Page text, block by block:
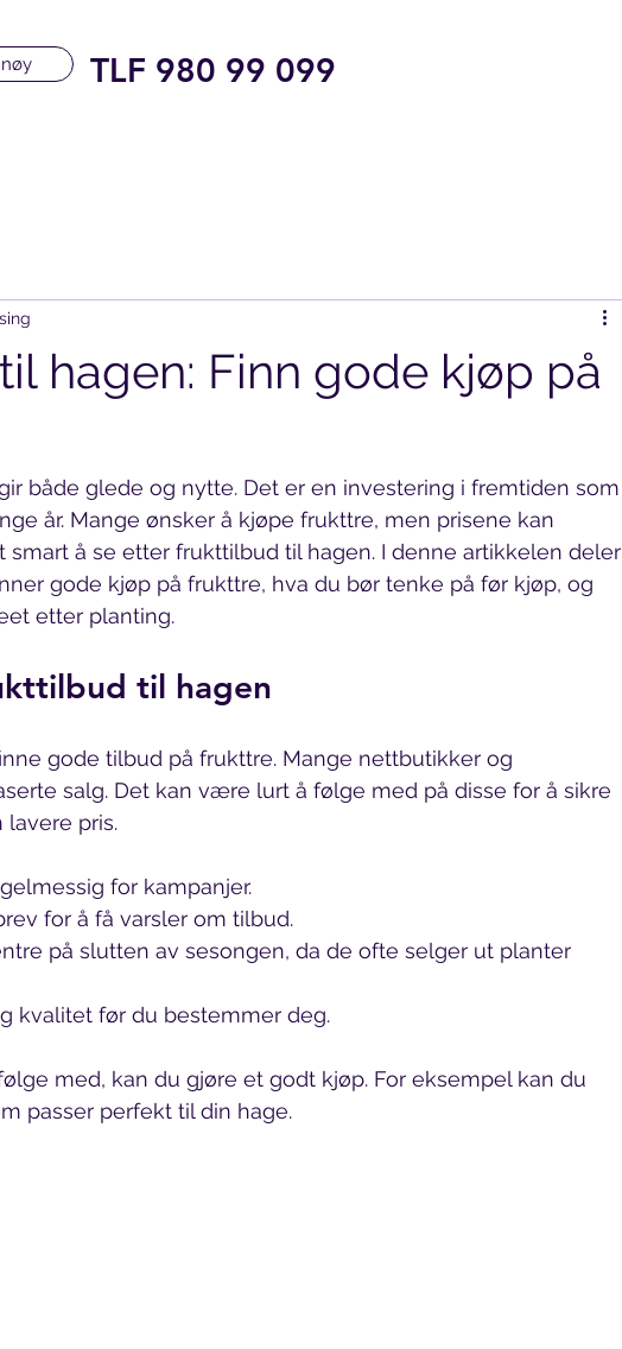
TLF 980 99 099
hagen: Finn gode kjøp på
både glede og nytte. Det er en investering i fremtiden som
år. Mange ønsker å kjøpe frukttre, men prisene kan
smart å se etter frukttilbud til hagen. I denne artikkelen deler
gode kjøp på frukttre, hva du bør tenke på før kjøp, og
etter planting.
til hagen
gode tilbud på frukttre. Mange nettbutikker og
salg. Det kan være lurt å følge med på disse for å sikre
pris.
for kampanjer.
for å få varsler om tilbud.
på slutten av sesongen, da de ofte selger ut planter
kvalitet før du bestemmer deg.
med, kan du gjøre et godt kjøp. For eksempel kan du
passer perfekt til din hage.